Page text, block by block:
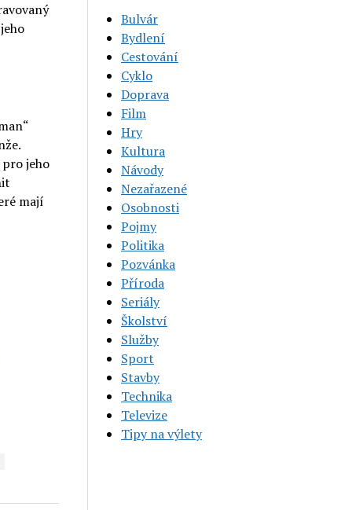
jeho
mají
Bulvár
Bydlení
Cestování
Cyklo
Doprava
Film
Hry
Kultura
Návody
Nezařazené
Osobnosti
Pojmy
Politika
Pozvánka
Příroda
Seriály
Školství
Služby
Sport
Stavby
Technika
Televize
Tipy na výlety